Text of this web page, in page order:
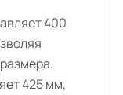
400
425 мм,